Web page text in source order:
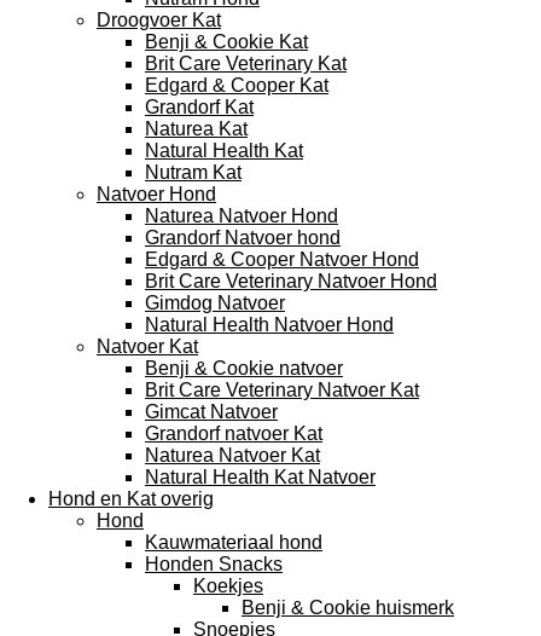
Droogvoer Kat
Benji & Cookie Kat
Brit Care Veterinary Kat
Edgard & Cooper Kat
Grandorf Kat
Naturea Kat
Natural Health Kat
Nutram Kat
Natvoer Hond
Naturea Natvoer Hond
Grandorf Natvoer hond
Edgard & Cooper Natvoer Hond
Brit Care Veterinary Natvoer Hond
Gimdog Natvoer
Natural Health Natvoer Hond
Natvoer Kat
Benji & Cookie natvoer
Brit Care Veterinary Natvoer Kat
Gimcat Natvoer
Grandorf natvoer Kat
Naturea Natvoer Kat
Natural Health Kat Natvoer
Hond en Kat overig
Hond
Kauwmateriaal hond
Honden Snacks
Koekjes
Benji & Cookie huismerk
Snoepjes